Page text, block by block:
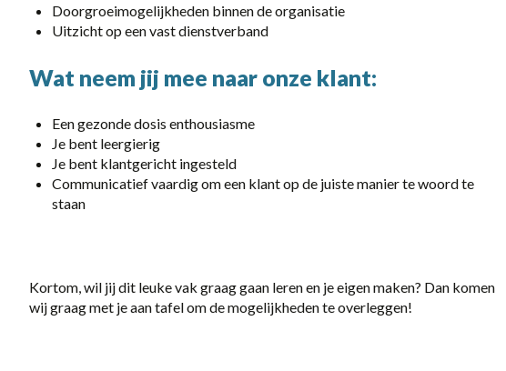
Doorgroeimogelijkheden binnen de organisatie
Uitzicht op een vast dienstverband
Wat neem jij mee naar onze klant:
Een gezonde dosis enthousiasme
Je bent leergierig
Je bent klantgericht ingesteld
Communicatief vaardig om een klant op de juiste manier te woord te
staan
Kortom, wil jij dit leuke vak graag gaan leren en je eigen maken? Dan komen
wij graag met je aan tafel om de mogelijkheden te overleggen!